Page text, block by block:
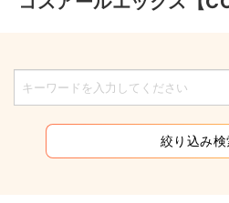
絞り込み